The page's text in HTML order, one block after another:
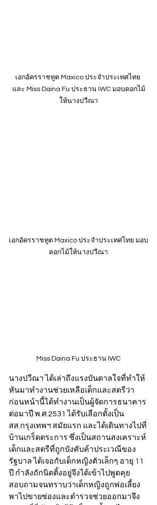
เอกอัครราชทูต Maxico ประจำประเทศไทย
และ Miss Daina Fu ประธาน IWC มอบดอกไม้
ให้นางปวีณา
เอกอัครราชทูต Maxico ประจำประเทศไทย มอบ
ดอกไม้ให้นางปวีณา
Miss Daina Fu ประธาน IWC
นางปวีณา ได้เล่าถึงแรงบันดาลใจที่ทำให้
หันมาทำงานช่วยเหลือเด็กและสตรีว่า
ก่อนหน้านี้ได้ทำงานเป็นผู้จัดการธนาคาร
ต่อมาปี พ.ศ.2531 ได้รับเลือกตั้งเป็น
สส.กรุงเทพฯ สมัยแรก และได้เดินทางไปที่
บ้านเกร็ดตระการ ซึ่งเป็นสถานสงเคราะห์
เด็กและสตรีที่ถูกบังคับค้าประเวณีของ
รัฐบาล ได้เจอกับเด็กหญิงตัวเล็กๆ อายุ 11
ปี กำลังถักนิตติ้งอยู่จึงได้เข้าไปพูดคุย
สอบถามจนทราบว่าเด็กหญิงถูกพ่อเลี้ยง
พาไปขายซ่องและตำรวจช่วยออกมาจึง